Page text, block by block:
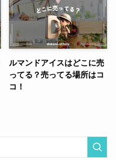
ルマンドアイスはどこに売
ってる？売ってる場所はコ
コ！